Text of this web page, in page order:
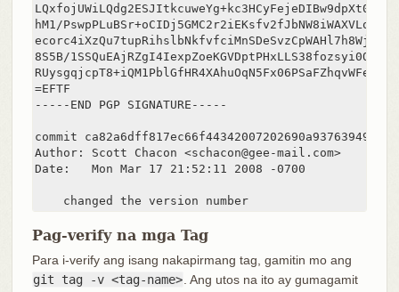
hM1/
8S5B/
=EFTF
-----END PGP SIGNATURE-----
commit ca82a6dff817ec66f44342007202690a93763949
Author: Scott Chacon <schacon@gee-mail.com>
Date:   Mon Mar 17 21:52:11 2008 -0700
    changed the version number
Pag-verify na mga Tag
Para i-verify ang isang nakapirmang tag, gamitin mo ang
git tag -v <tag-name> . Ang utos na ito ay gumagamit